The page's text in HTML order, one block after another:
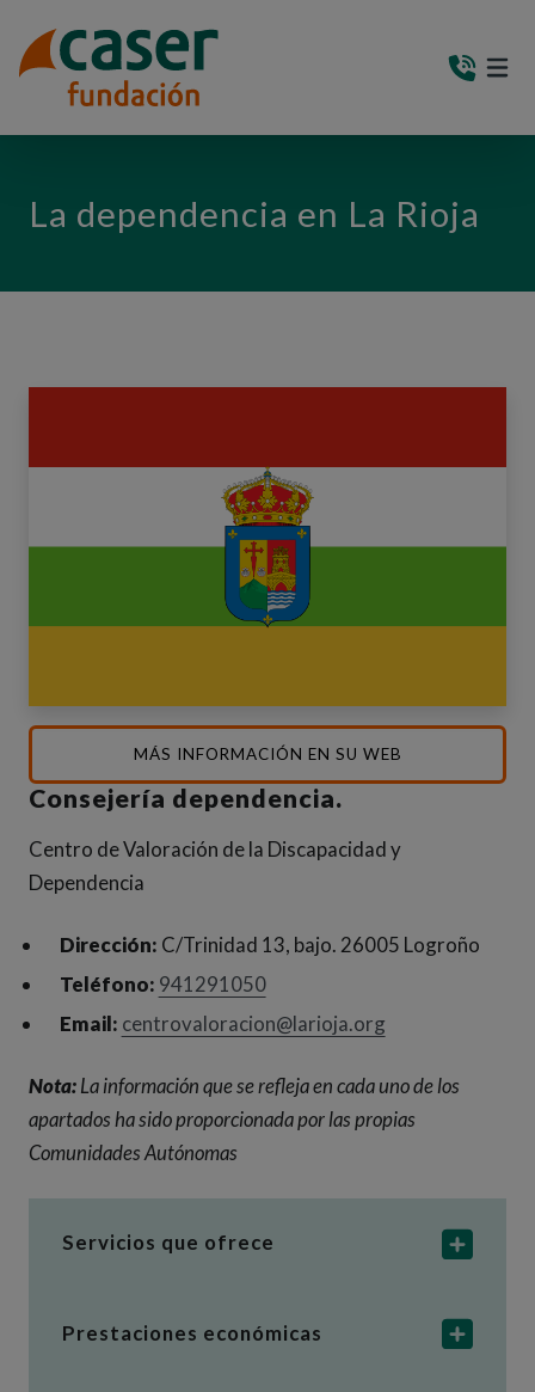
La dependencia en La Rioja
MÁS INFORMACIÓN EN SU WEB
Consejería dependencia.
Centro de Valoración de la Discapacidad y
Dependencia
Dirección: C/Trinidad 13, bajo. 26005 Logroño
Teléfono: 941291050
Email: centrovaloracion@larioja.org
Nota:La información que se refleja en cada uno de los
apartados ha sido proporcionada por las propias
Comunidades Autónomas
Servicios que ofrece
Prestaciones económicas